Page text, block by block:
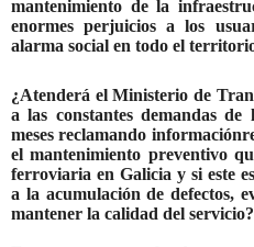
mantenimiento de la
enormes perjuicios a los
alarma social en todo el
¿Atenderá el Ministerio de
a las constantes demandas
meses reclamando
el mantenimiento preventivo
ferroviaria en Galicia y si este
a la acumulación de defectos,
mantener la calidad del servicio?